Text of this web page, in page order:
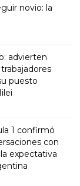
novio: la
advierten
puesto
1 confirmó
con
expectativa